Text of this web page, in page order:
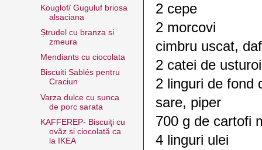
2 cepe
2 morcovi
cimbru uscat,
2 catei de usturoi
2 linguri de fond
sare, piper
700 g de cartofi
4 linguri ulei
Kouglof/ Guguluf briosa
alsaciana
Ștrudel cu branza si
zmeura
Mendiants cu ciocolata
Biscuiti Sablés pentru
Craciun
Varza dulce cu sunca
de porc sarata
KAFFEREP- Biscuiţi cu
ovăz si ciocolată ca
la IKEA